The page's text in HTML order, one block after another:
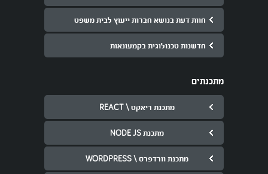
חוות דעת בנושא חברות ייעוץ לבית משפט
חדשנות טכנולוגית בקמעונאות
מתכנתים
מתכנת ריאקט \ REACT
מתכנת NODE JS
מתכנת וורדפרס \ WORDPRESS